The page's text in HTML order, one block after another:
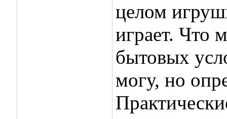
целом
играет. Что
бытовых
могу, но